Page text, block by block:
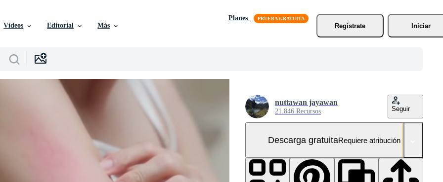
Vídeos Editorial Más
Planes
Regístrate
Iniciar
nuttawan jayawan
21.846 Recursos Seguir
Descarga gratuitaRequiere atribución